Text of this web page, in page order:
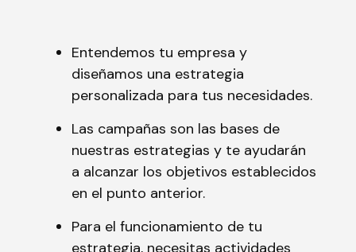
Entendemos tu empresa y
diseñamos una estrategia
personalizada para tus necesidades.
Las campañas son las bases de
nuestras estrategias y te ayudarán
a alcanzar los objetivos establecidos
en el punto anterior.
Para el funcionamiento de tu
estrategia, necesitas actividades